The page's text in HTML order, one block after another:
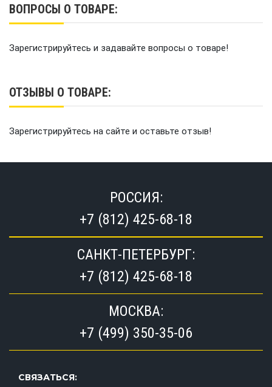
ВОПРОСЫ О ТОВАРЕ:
Зарегистрируйтесь и задавайте вопросы о товаре!
ОТЗЫВЫ О ТОВАРЕ:
Зарегистрируйтесь на сайте и оставьте отзыв!
РОССИЯ:
+7 (812) 425-68-18
САНКТ-ПЕТЕРБУРГ:
+7 (812) 425-68-18
МОСКВА:
+7 (499) 350-35-06
СВЯЗАТЬСЯ: